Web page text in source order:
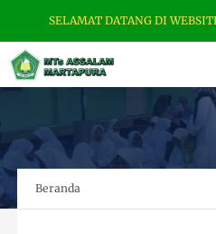
DATANG DI WEBSITE RESMI MTS
Beranda